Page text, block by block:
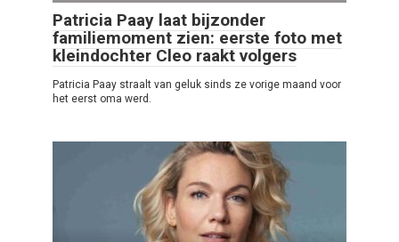
Patricia Paay laat bijzonder
familiemoment zien: eerste foto met
kleindochter Cleo raakt volgers
Patricia Paay straalt van geluk sinds ze vorige maand voor
het eerst oma werd.